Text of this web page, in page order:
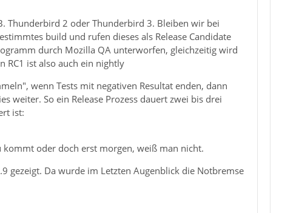
Thunderbird 2 oder Thunderbird 3. Bleiben wir bei
build und rufen dieses als Release Candidate
durch Mozilla QA unterworfen, gleichzeitig wird
RC1 ist also auch ein nightly
wenn Tests mit negativen Resultat enden, dann
weiter. So ein Release Prozess dauert zwei bis drei
ist:
kommt oder doch erst morgen, weiß man nicht.
gezeigt. Da wurde im Letzten Augenblick die Notbremse